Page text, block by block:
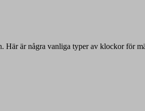
Här är några vanliga typer av klockor för